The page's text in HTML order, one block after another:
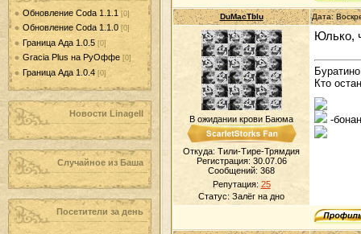
Обновление Coda 1.1.1 [0]
Обновление Coda 1.1.0 [0]
Граница Ада 1.0.5 [0]
Gracia Plus на РуОффе [0]
Граница Ада 1.0.4 [0]
Новости LinageII
Случайное из Баша
Посетители за день
DuMacTblu Дата:
В ожидании крови Баюма
Откуда: Тили-Тире-Трямдия
Регистрация: 30.07.06
Сообщений: 368
Репутация: 25
Статус: Залёг на дно
Юлько,
Кто
-